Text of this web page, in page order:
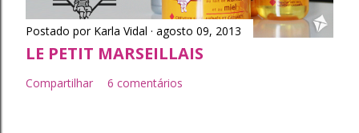
Postado por Karla Vidal agosto 09, 2013
LE PETIT MARSEILLAIS
Compartilhar 6 comentários